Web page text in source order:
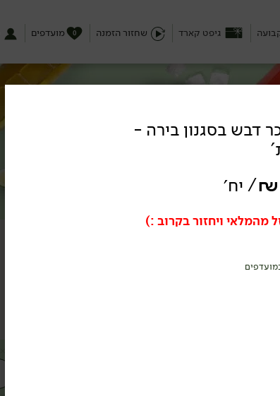
גיפט קארד שחזור הזמנה מועדפים 0
דבש בסגנון בירה -
₪/ יח׳
מהמלאי ויחזור בקרוב :)